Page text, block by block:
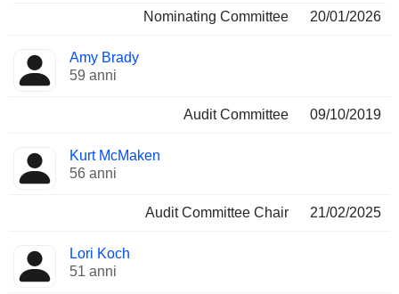
Nominating Committee
20/01/2026
Amy Brady
59 anni
Audit Committee 09/10/2019
Kurt McMaken
56 anni
Audit Committee Chair 21/02/2025
Lori Koch
51 anni